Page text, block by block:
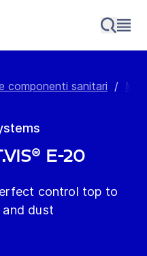
componenti sanitari /
E-20
control top to
and dust